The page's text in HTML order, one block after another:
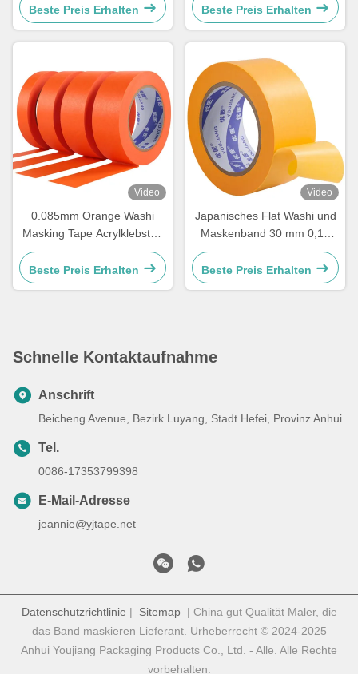
Beste Preis Erhalten
Gummi Acryl
Beste Preis Erhalten
Video
0.085mm Orange Washi
Masking Tape Acrylklebstoff
zum Lackieren von
Autobooten
Beste Preis Erhalten
Video
Japanisches Flat Washi und
Maskenband 30 mm 0,12
mm 150 Grad hohe
Temperatur
Beste Preis Erhalten
Schnelle Kontaktaufnahme
Anschrift
Beicheng Avenue, Bezirk Luyang, Stadt Hefei, Provinz Anhui
Tel.
0086-17353799398
E-Mail-Adresse
jeannie@yjtape.net
Datenschutzrichtlinie | Sitemap| China gut Qualität Maler, die
das Band maskieren Lieferant. Urheberrecht © 2024-2025
Anhui Youjiang Packaging Products Co., Ltd. - Alle. Alle Rechte
vorbehalten.